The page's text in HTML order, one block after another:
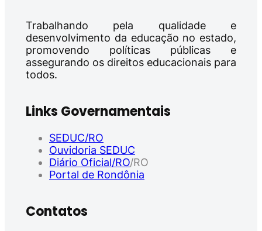
Trabalhando pela qualidade e
desenvolvimento da educação no estado,
promovendo políticas públicas e
assegurando os direitos educacionais para
todos.
Links Governamentais
SEDUC/RO
Ouvidoria SEDUC
Diário Oficial/RO/RO
Portal de Rondônia
Contatos